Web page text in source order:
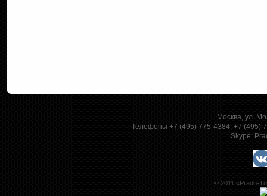
Москва, ул.
Телефоны +7 (495) 775-4384, +7 (495)
Skype:
© 2011 «Prado-